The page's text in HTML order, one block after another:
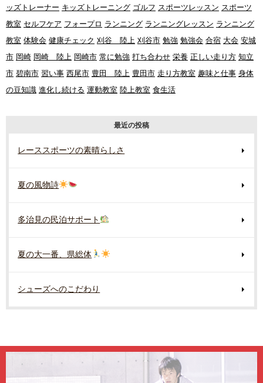
ッズトレーナー キッズトレーニング ゴルフ スポーツレッスン スポーツ
教室 セルフケア フォープロ ランニング ランニングレッスン ランニング
教室 体験会 健康チェック 刈谷 陸上 刈谷市 勉強 勉強会 合宿 大会 安城
市 岡崎 岡崎 陸上 岡崎市 常に勉強 打ち合わせ 栄養 正しい走り方 知立
市 碧南市 習い事 西尾市 豊田 陸上 豊田市 走り方教室 趣味と仕事 身体
の豆知識 進化し続ける 運動教室 陸上教室 食生活
最近の投稿
レーススポーツの素晴らしさ
夏の風物詩
多治見の民泊サポート
夏の大一番、県総体
シューズへのこだわり